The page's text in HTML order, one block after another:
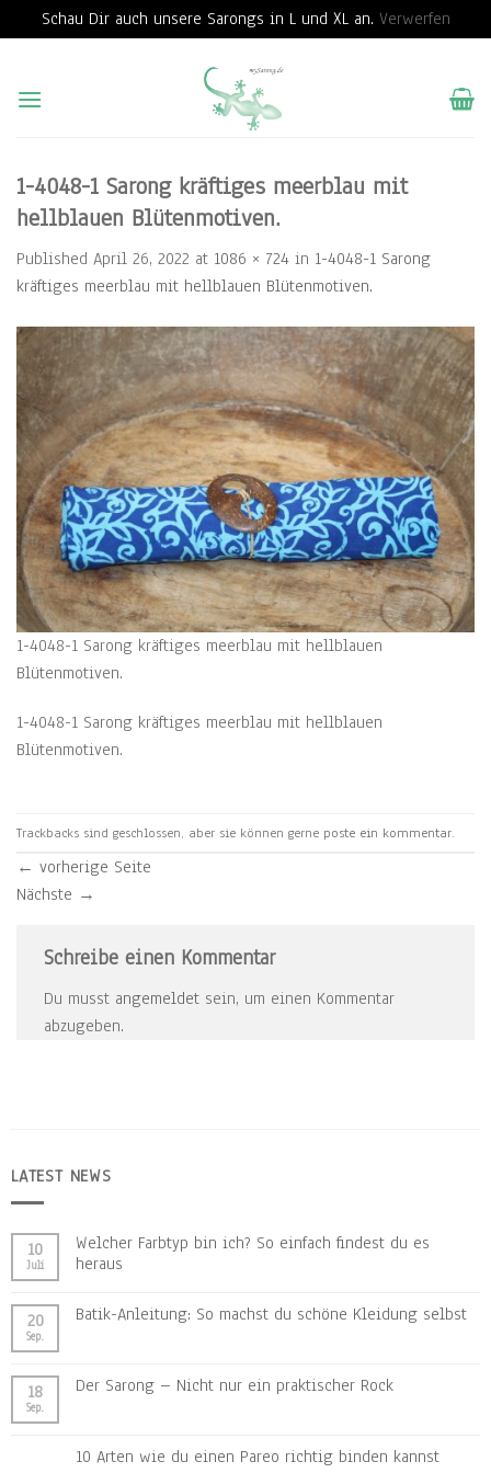
Schau Dir auch unsere Sarongs in L und XL an. Verwerfen
content
1-4048-1 Sarong kräftiges meerblau mit
hellblauen Blütenmotiven.
Published April 26, 2022 at 1086 × 724 in 1-4048-1 Sarong
kräftiges meerblau mit hellblauen Blütenmotiven.
1-4048-1 Sarong kräftiges meerblau mit hellblauen
Blütenmotiven.
1-4048-1 Sarong kräftiges meerblau mit hellblauen
Blütenmotiven.
Trackbacks sind geschlossen, aber sie können gerne poste ein kommentar.
← vorherige Seite
Nächste →
Schreibe einen Kommentar
Du musst angemeldet sein, um einen Kommentar
abzugeben.
LATEST NEWS
10
Juli
Welcher Farbtyp bin ich? So einfach findest du es
heraus
20
Sep.
Batik-Anleitung: So machst du schöne Kleidung selbst
18
Sep.
Der Sarong – Nicht nur ein praktischer Rock
10 Arten wie du einen Pareo richtig binden kannst